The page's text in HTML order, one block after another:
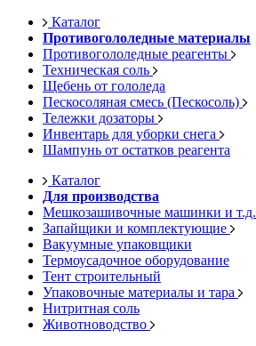
Каталог
Противогололедные материалы
Противогололедные реагенты
Техническая соль
Щебень от гололеда
Пескосоляная смесь (Пескосоль)
Тележки дозаторы
Инвентарь для уборки снега
Шампунь от остатков реагента
Каталог
Для производства
Мешкозашивочные машинки и т.д.
Запайщики и комплектующие
Вакуумные упаковщики
Термоусадочное оборудование
Тент строительный
Упаковочные материалы и тара
Нитритная соль
Животноводство